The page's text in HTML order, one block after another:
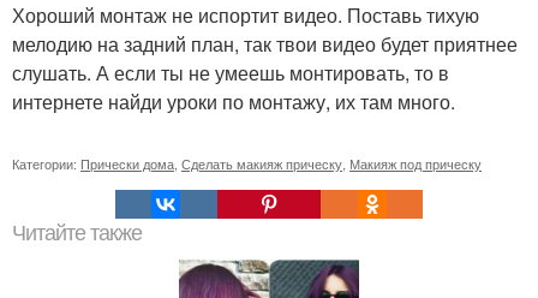
Хороший монтаж не испортит видео. Поставь тихую
мелодию на задний план, так твои видео будет приятнее
слушать. А если ты не умеешь монтировать, то в
интернете найди уроки по монтажу, их там много.
Категории: Прически дома Сделать макияж прическу Макияж под прическу
Читайте также